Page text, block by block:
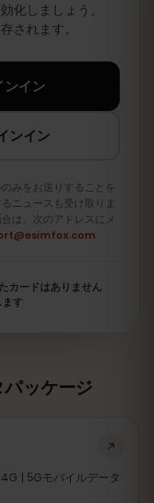
化しましょう。
されます。
イン
ンイン
みをお送りすることを
ニュースも受け取りま
は、次のアドレスにメ
カードはありません
す
ッケージ
| 5Gモバイルデータ